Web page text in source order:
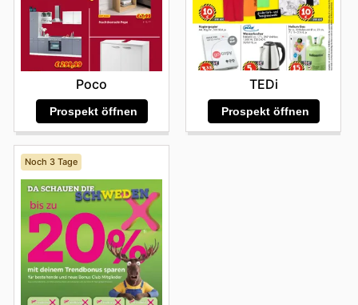
Poco
Prospekt öffnen
TEDi
Prospekt öffnen
Noch 3 Tage